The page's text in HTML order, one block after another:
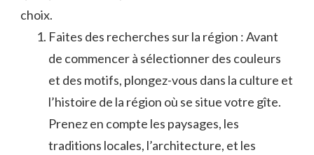
choix.
Faites⁤ des recherches sur la ​région⁢ : ​Avant
‍de commencer à sélectionner ​des couleurs‌
et des motifs, plongez-vous⁤ dans la culture et
​l’histoire de la région où ⁣se ⁢situe votre gîte.‍
Prenez en compte ⁤les paysages, les
traditions locales, l’architecture, et⁤ les